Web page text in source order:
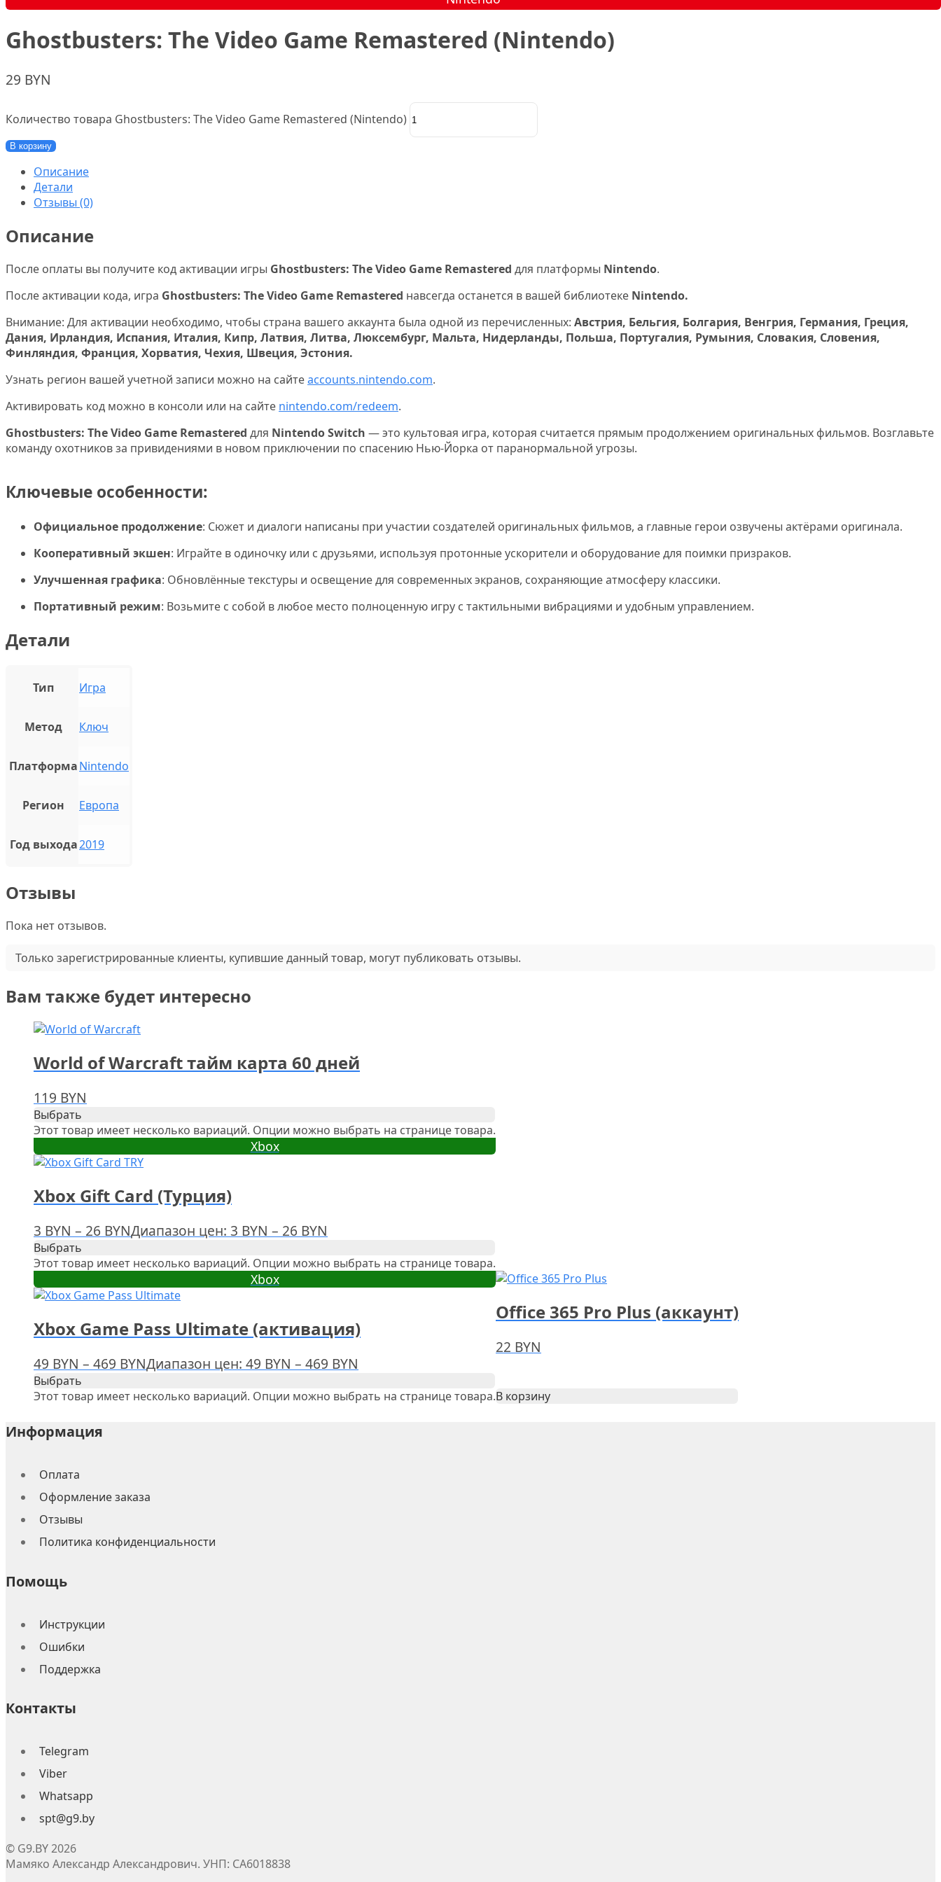
Ghostbusters: The Video Game Remastered (Nintendo)
29 BYN
Количество товара Ghostbusters: The Video Game Remastered (Nintendo)
В корзину
Описание
Детали
Отзывы (0)
Описание
После оплаты вы получите код активации игры Ghostbusters: The Video Game Remastered для платформы Nintendo.
После активации кода, игра Ghostbusters: The Video Game Remastered навсегда останется в вашей библиотеке Nintendo.
Внимание: Для активации необходимо, чтобы страна вашего аккаунта была одной из перечисленных: Австрия, Бельгия, Болгария, Венгрия, Германия, Греция,
Дания, Ирландия, Испания, Италия, Кипр, Латвия, Литва, Люксембург, Мальта, Нидерланды, Польша, Португалия, Румыния, Словакия, Словения,
Финляндия, Франция, Хорватия, Чехия, Швеция, Эстония.
Узнать регион вашей учетной записи можно на сайтеaccounts.nintendo.com.
Активировать код можно в консоли или на сайте nintendo.com/redeem.
Ghostbusters: The Video Game Remastered для Nintendo Switch — это культовая игра, которая считается прямым продолжением оригинальных фильмов. Возглавьте
команду охотников за привидениями в новом приключении по спасению Нью-Йорка от паранормальной угрозы.
Ключевые особенности:
Официальное продолжение: Сюжет и диалоги написаны при участии создателей оригинальных фильмов, а главные герои озвучены актёрами оригинала.
Кооперативный экшен: Играйте в одиночку или с друзьями, используя протонные ускорители и оборудование для поимки призраков.
Улучшенная графика: Обновлённые текстуры и освещение для современных экранов, сохраняющие атмосферу классики.
Портативный режим: Возьмите с собой в любое место полноценную игру с тактильными вибрациями и удобным управлением.
Детали
Тип Игра
Метод Ключ
ПлатформаNintendo
Регион Европа
Год выхода2019
Отзывы
Пока нет отзывов.
Только зарегистрированные клиенты, купившие данный товар, могут публиковать отзывы.
Вам также будет интересно
World of Warcraft тайм карта 60 дней
119 BYN
Выбрать
Этот товар имеет несколько вариаций. Опции можно выбрать на странице товара.
Xbox
Xbox Gift Card (Турция)
3 BYN – 26 BYNДиапазон цен: 3 BYN – 26 BYN
Выбрать
Этот товар имеет несколько вариаций. Опции можно выбрать на странице товара.
Xbox
Xbox Game Pass Ultimate (активация)
49 BYN – 469 BYNДиапазон цен: 49 BYN – 469 BYN
Выбрать
Этот товар имеет несколько вариаций. Опции можно выбрать на странице товара.
Office 365 Pro Plus (аккаунт)
22 BYN
В корзину
Информация
Оплата
Оформление заказа
Отзывы
Политика конфиденциальности
Помощь
Инструкции
Ошибки
Поддержка
Контакты
Telegram
Viber
Whatsapp
spt@g9.by
© G9.BY 2026
Мамяко Александр Александрович. УНП: CA6018838